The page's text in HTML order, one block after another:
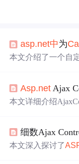
asp.net中为
本文介绍了一个自
Asp.net Ajax
本文详细介绍
本文深入探讨了